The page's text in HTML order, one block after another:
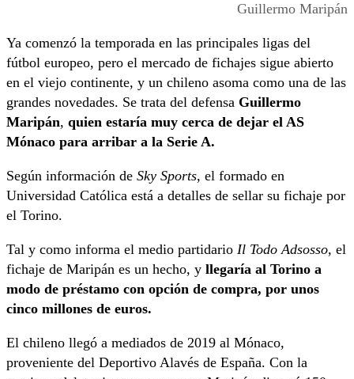
Guillermo Maripán
Ya comenzó la temporada en las principales ligas del
fútbol europeo, pero el mercado de fichajes sigue abierto
en el viejo continente, y un chileno asoma como una de las
grandes novedades. Se trata del defensa Guillermo
Maripán, quien estaría muy cerca de dejar el AS
Mónaco para arribar a la Serie A.
Según información de Sky Sports, el formado en
Universidad Católica está a detalles de sellar su fichaje por
el Torino.
Tal y como informa el medio partidario Il Todo Adsosso, el
fichaje de Maripán es un hecho, y llegaría al Torino a
modo de préstamo con opción de compra, por unos
cinco millones de euros.
El chileno llegó a mediados de 2019 al Mónaco,
proveniente del Deportivo Alavés de España. Con la